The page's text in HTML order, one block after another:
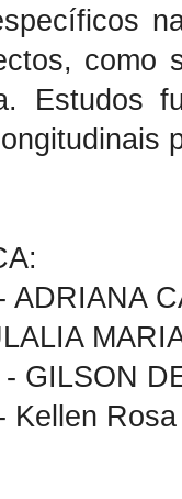
como
Estudos
ADRIANA
GILSON
Kellen